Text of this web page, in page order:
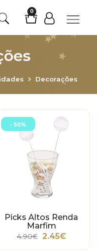
0
Decorações
- 50%
Picks Altos Renda
Marfim
4.90€ 2.45€